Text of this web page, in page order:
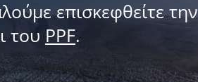
επισκεφθείτε την
του PPF.